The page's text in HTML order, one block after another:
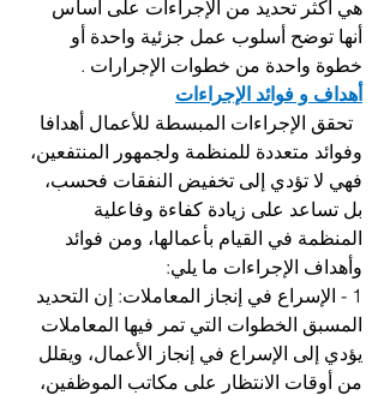
هي أكثر تحديد من الإجراءات على أساس
أنها توضح أسلوب عمل جزئية واحدة أو
خطوة واحدة من خطوات الإجرارات .
أهداف و فوائد الإجراءات
  تحقق الإجراءات المبسطة للأعمال أهدافا
وفوائد متعددة للمنظمة ولجمهور المنتفعين،
فهي لا تؤدي إلى تخفيض النفقات فحسب،
بل تساعد على زيادة كفاءة وفاعلية
المنظمة في القيام بأعمالها، ومن فوائد
وأهداف الإجراءات ما يلي:
1 - الإسراع في إنجاز المعاملات: إن التحديد
المسبق الخطوات التي تمر فيها المعاملات
يؤدي إلى الإسراع في إنجاز الأعمال، ويقلل
من أوقات الانتظار على مكاتب الموظفين،